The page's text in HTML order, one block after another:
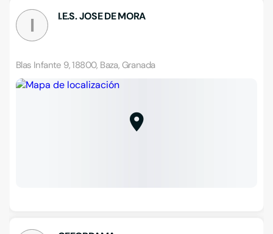
I I.E.S. JOSE DE MORA
Blas Infante 9, 18800, Baza, Granada